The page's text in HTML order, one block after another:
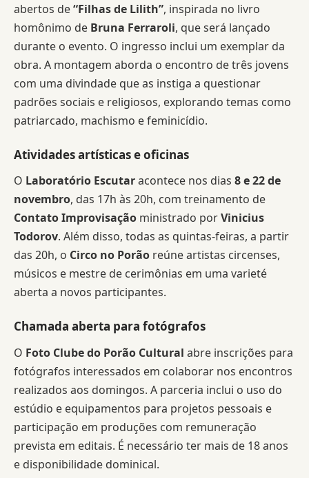
abertos de“Filhas de Lilith”, inspirada no livro
homônimo de Bruna Ferraroli, que será lançado
durante o evento. O ingresso inclui um exemplar da
obra. A montagem aborda o encontro de três jovens
com uma divindade que as instiga a questionar
padrões sociais e religiosos, explorando temas como
patriarcado, machismo e feminicídio.
Atividades artísticas e oficinas
O Laboratório Escutaracontece nos dias 8 e 22 de
novembro, das 17h às 20h, com treinamento de
Contato Improvisação ministrado porVinicius
Todorov. Além disso, todas as quintas-feiras, a partir
das 20h, o Circo no Porão reúne artistas circenses,
músicos e mestre de cerimônias em uma varieté
aberta a novos participantes.
Chamada aberta para fotógrafos
O Foto Clube do Porão Cultural abre inscrições para
fotógrafos interessados em colaborar nos encontros
realizados aos domingos. A parceria inclui o uso do
estúdio e equipamentos para projetos pessoais e
participação em produções com remuneração
prevista em editais. É necessário ter mais de 18 anos
e disponibilidade dominical.